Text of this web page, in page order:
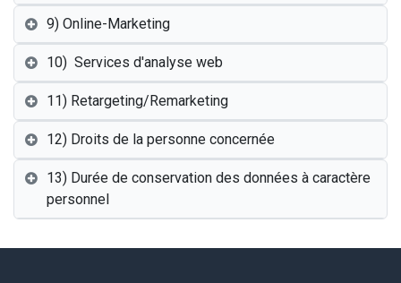
9) Online-Marketing
10) Services d'analyse web
11) Retargeting/Remarketing
12) Droits de la personne concernée
13) Durée de conservation des données à caractère
personnel